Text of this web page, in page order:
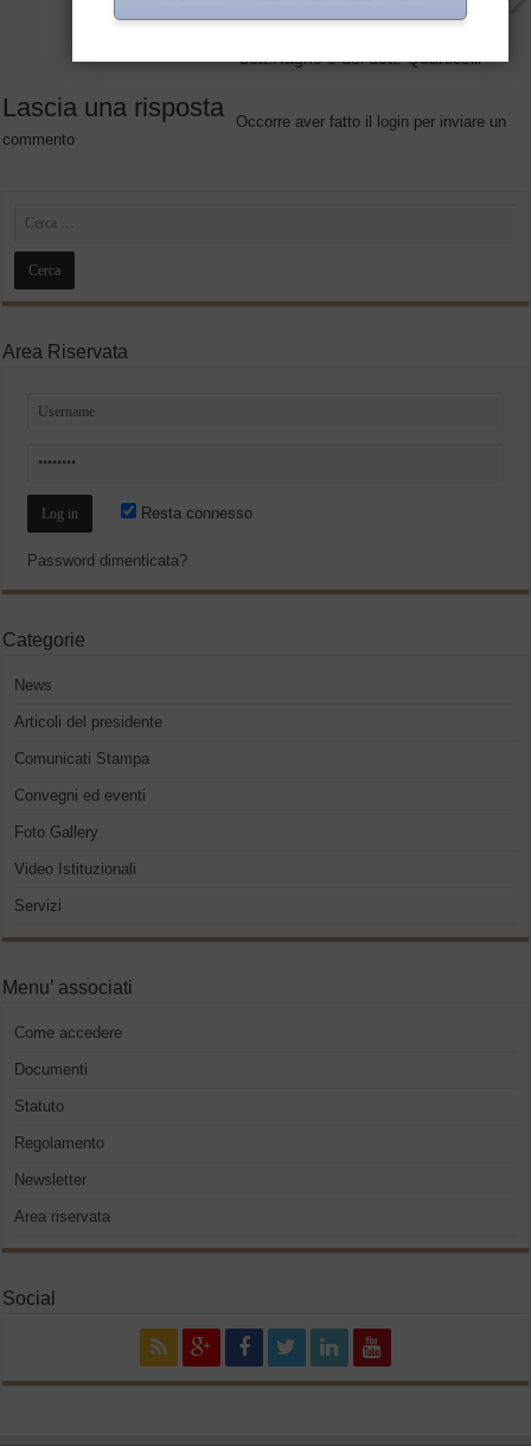
COMMERCIO ELETTRONICO –
dott.Ragno e del dott. Quarticelli
Lascia una risposta Occorre aver fatto il login per inviare un
commento
Area Riservata
Resta connesso
Password dimenticata?
Categorie
News
Articoli del presidente
Comunicati Stampa
Convegni ed eventi
Foto Gallery
Video Istituzionali
Servizi
Menu’ associati
Come accedere
Documenti
Statuto
Regolamento
Newsletter
Area riservata
Social